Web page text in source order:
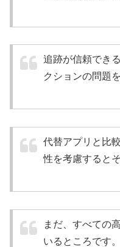
追跡が信頼でき
クションの問題
代替アプリと比
性を考慮すると
まだ、すべての
いるところです。